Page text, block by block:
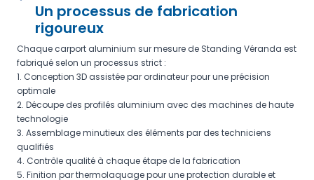
Un processus de fabrication
rigoureux
Chaque carport aluminium sur mesure de Standing Véranda est
fabriqué selon un processus strict :
1. Conception 3D assistée par ordinateur pour une précision
optimale
2. Découpe des profilés aluminium avec des machines de haute
technologie
3. Assemblage minutieux des éléments par des techniciens
qualifiés
4. Contrôle qualité à chaque étape de la fabrication
5. Finition par thermolaquage pour une protection durable et